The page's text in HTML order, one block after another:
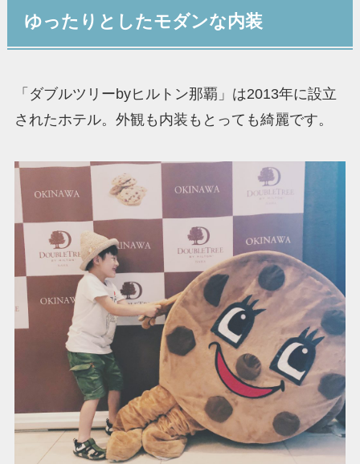
ゆったりとしたモダンな内装
「ダブルツリーbyヒルトン那覇」は2013年に設立
されたホテル。外観も内装もとっても綺麗です。